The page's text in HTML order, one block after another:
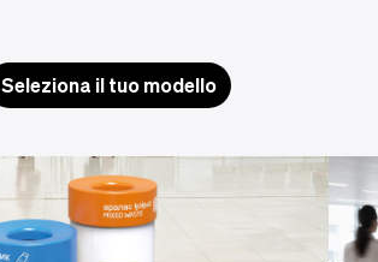
Seleziona il tuo modello